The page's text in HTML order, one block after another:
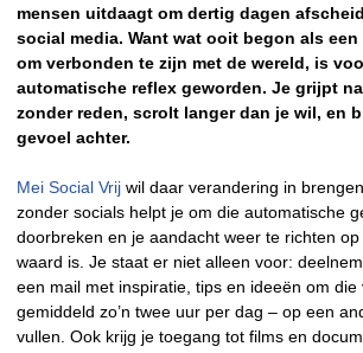
mensen uitdaagt om dertig dagen
social media. Want wat ooit begon als
om verbonden te zijn met de wereld, is
automatische reflex geworden. Je grijpt
zonder reden, scrolt langer dan je wil, en
gevoel achter.
Mei Social Vrij wil daar verandering in
zonder socials helpt je om die automatische
doorbreken en je aandacht weer te richten
waard is. Je staat er niet alleen voor:
een mail met inspiratie, tips en ideeën om die
gemiddeld zo’n twee uur per dag – op een
vullen. Ook krijg je toegang tot films en